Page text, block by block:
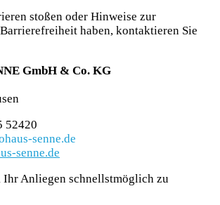
stoßen oder Hinweise zur
haben, kontaktieren Sie
GmbH & Co. KG
52420
senne.de
senne.de
Ihr Anliegen schnellstmöglich zu